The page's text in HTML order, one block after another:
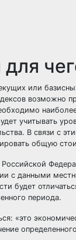
или
возможно
учитывать
В связи с
общую
с данными
будет
периода.
«это